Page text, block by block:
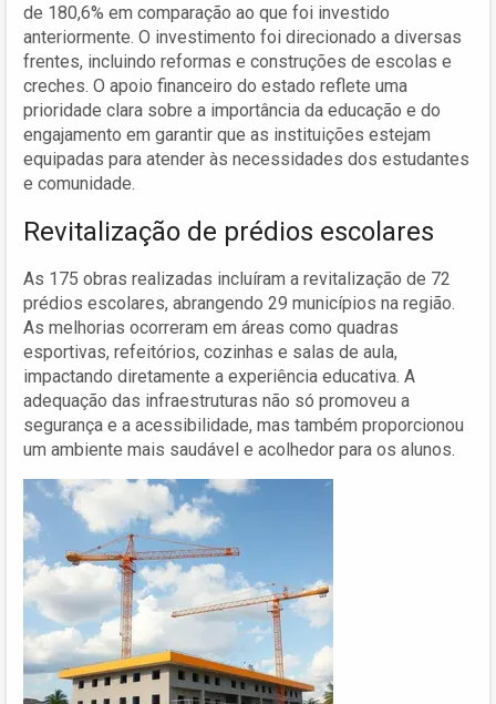
de 180,6% em comparação ao que foi investido
anteriormente. O investimento foi direcionado a diversas
frentes, incluindo reformas e construções de escolas e
creches. O apoio financeiro do estado reflete uma
prioridade clara sobre a importância da educação e do
engajamento em garantir que as instituições estejam
equipadas para atender às necessidades dos estudantes
e comunidade.
Revitalização de prédios escolares
As 175 obras realizadas incluíram a revitalização de 72
prédios escolares, abrangendo 29 municípios na região.
As melhorias ocorreram em áreas como quadras
esportivas, refeitórios, cozinhas e salas de aula,
impactando diretamente a experiência educativa. A
adequação das infraestruturas não só promoveu a
segurança e a acessibilidade, mas também proporcionou
um ambiente mais saudável e acolhedor para os alunos.